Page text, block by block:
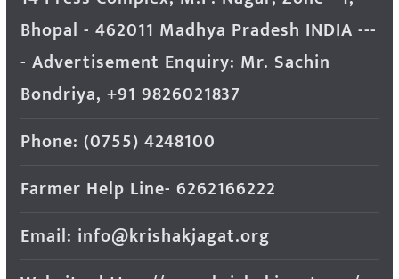
Bhopal - 462011 Madhya Pradesh INDIA ---
- Advertisement Enquiry: Mr. Sachin
Bondriya, +91 9826021837
Phone: (0755) 4248100
Farmer Help Line- 6262166222
Email: info@krishakjagat.org